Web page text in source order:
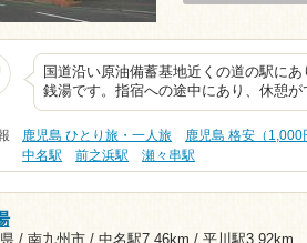
国道沿い原油備蓄基地近くの道の駅に
銭湯です。指宿への途中にあり、休憩が
鹿児島 ひとり旅・一人旅 鹿児島 格安（1,000
中名駅
前之浜駅 瀬々串駅
/ 南九州市 / 中名駅7.46km / 平川駅3.92km